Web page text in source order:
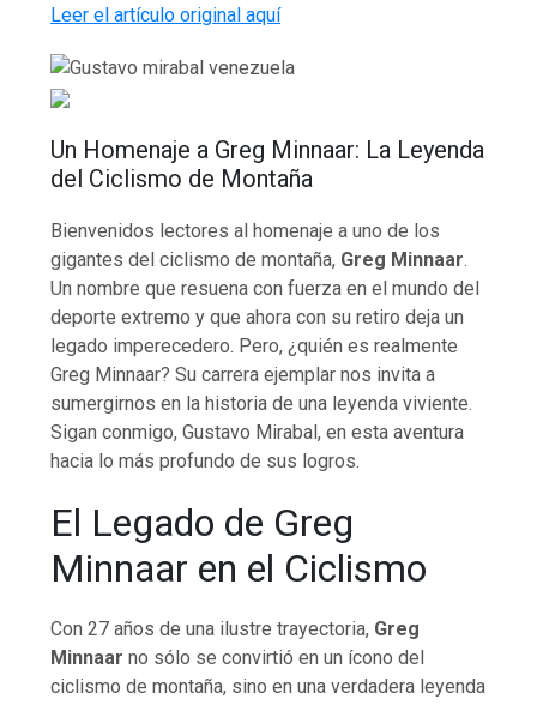
Leer el artículo original aquí
Un Homenaje a Greg Minnaar: La Leyenda
del Ciclismo de Montaña
Bienvenidos lectores al homenaje a uno de los
gigantes del ciclismo de montaña, Greg Minnaar.
Un nombre que resuena con fuerza en el mundo del
deporte extremo y que ahora con su retiro deja un
legado imperecedero. Pero, ¿quién es realmente
Greg Minnaar? Su carrera ejemplar nos invita a
sumergirnos en la historia de una leyenda viviente.
Sigan conmigo, Gustavo Mirabal, en esta aventura
hacia lo más profundo de sus logros.
El Legado de Greg
Minnaar en el Ciclismo
Con 27 años de una ilustre trayectoria, Greg
Minnaar no sólo se convirtió en un ícono del
ciclismo de montaña, sino en una verdadera leyenda